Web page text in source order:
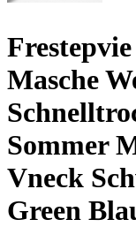
Masche
Sommer
Vneck
Green